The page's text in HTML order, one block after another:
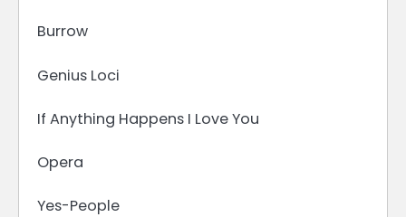
Burrow
Genius Loci
If Anything Happens I Love You
Opera
Yes-People